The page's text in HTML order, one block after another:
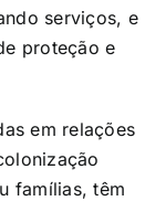
serviços, e
proteção e
em relações
famílias, têm